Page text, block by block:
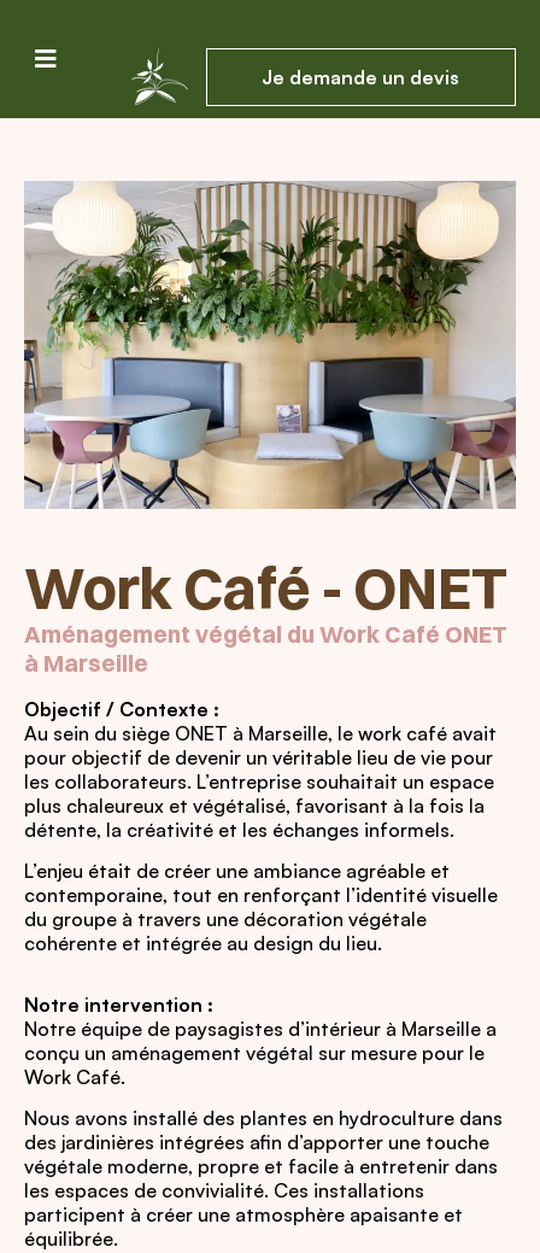
Je demande un devis
Work Café - ONET
Aménagement végétal du Work Café ONET
à Marseille
Objectif / Contexte :
Au sein du siège ONET à Marseille, le work café avait
pour objectif de devenir un véritable lieu de vie pour
les collaborateurs. L’entreprise souhaitait un espace
plus chaleureux et végétalisé, favorisant à la fois la
détente, la créativité et les échanges informels.
L’enjeu était de créer une ambiance agréable et
contemporaine, tout en renforçant l’identité visuelle
du groupe à travers une décoration végétale
cohérente et intégrée au design du lieu.
Notre intervention :
Notre équipe de paysagistes d’intérieur à Marseille a
conçu un aménagement végétal sur mesure pour le
Work Café.
Nous avons installé des plantes en hydroculture dans
des jardinières intégrées afin d’apporter une touche
végétale moderne, propre et facile à entretenir dans
les espaces de convivialité. Ces installations
participent à créer une atmosphère apaisante et
équilibrée.